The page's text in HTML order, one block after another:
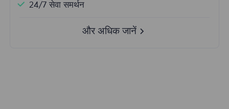
24/7 सेवा समर्थन
और अधिक जानें